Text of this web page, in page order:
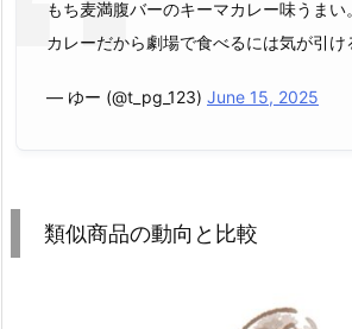
もち麦満腹バーのキーマカレー味うま
カレーだから劇場で食べるには気が引け
— ゆー (@t_pg_123) June 15, 2025
類似商品の動向と比較